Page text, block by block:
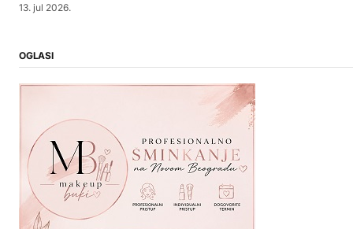
13. jul 2026.
OGLASI